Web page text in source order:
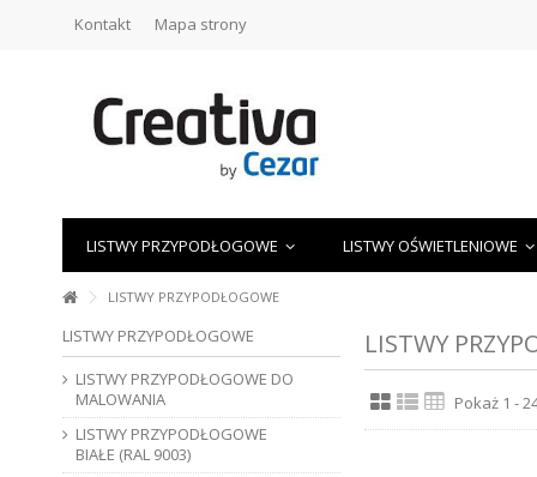
Kontakt Mapa strony
LISTWY PRZYPODŁOGOWE LISTWY OŚWIETLENIOWE
LISTWY PRZYPODŁOGOWE
LISTWY
Pokaż 1 -
LISTWY PRZYPODŁOGOWE
LISTWY PRZYPODŁOGOWE DO
MALOWANIA
LISTWY PRZYPODŁOGOWE
BIAŁE (RAL 9003)